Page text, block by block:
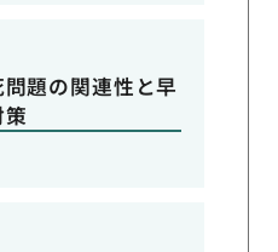
題の関連性と早